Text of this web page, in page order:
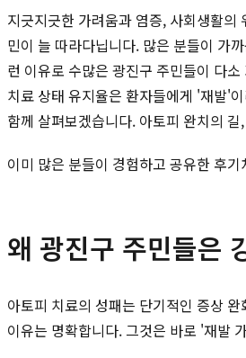
지긋지긋한 가려움과 염증, 사회생활의
민이 늘 따라다닙니다. 많은 분들이 가
런 이유로 수많은 광진구 주민들이 다
치료 상태 유지율은 환자들에게 '재발'
함께 살펴보겠습니다. 아토피 완치의
이미 많은 분들이 경험하고 공유한 후기
왜 광진구 주민들은
아토피 치료의 성패는 단기적인 증상
이유는 명확합니다. 그것은 바로 '재발